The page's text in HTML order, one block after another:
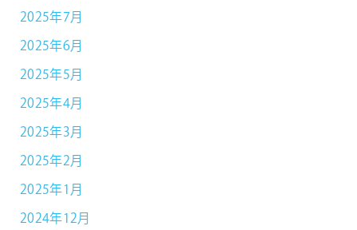
2025年7月
2025年6月
2025年5月
2025年4月
2025年3月
2025年2月
2025年1月
2024年12月